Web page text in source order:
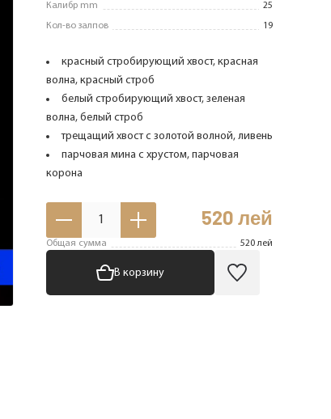
Калибр mm 25
Кол-во залпов 19
красный стробирующий хвост, красная
волна, красный строб
белый стробирующий хвост, зеленая
волна, белый строб
трещащий хвост с золотой волной, ливень
парчовая мина с хрустом, парчовая
корона
1 520 лей
Общая сумма 520лей
В корзину